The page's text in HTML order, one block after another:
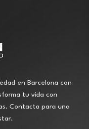
en Barcelona con
tu vida con
Contacta para una